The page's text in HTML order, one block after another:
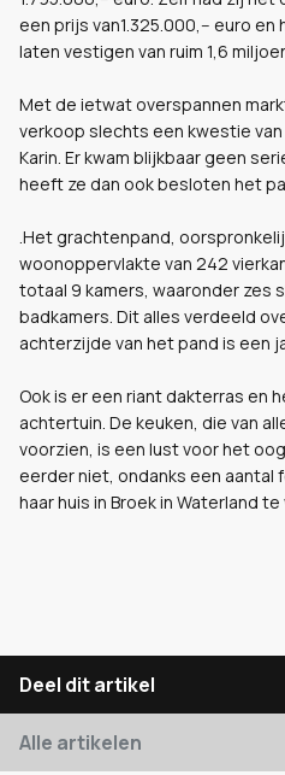
een prijs van1.325.000,-- euro
laten vestigen van ruim 1,6
Met de ietwat overspannen
verkoop slechts een kwestie
Karin. Er kwam blijkbaar geen
heeft ze dan ook besloten het
.Het grachtenpand,
woonoppervlakte van 242
totaal 9 kamers, waaronder zes
badkamers. Dit alles verdeeld
achterzijde van het pand is een
Ook is er een riant dakterras en
achtertuin. De keuken, die van
voorzien, is een lust voor het
eerder niet, ondanks een aantal
haar huis in Broek in Waterland
Deel dit artikel
Alle artikelen